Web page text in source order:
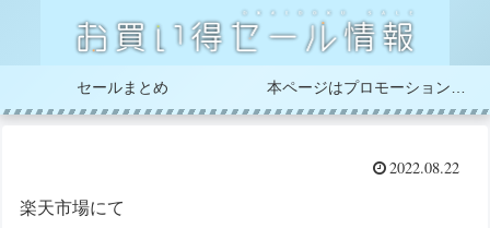
セールまとめ
2022.08.22
楽天市場にて